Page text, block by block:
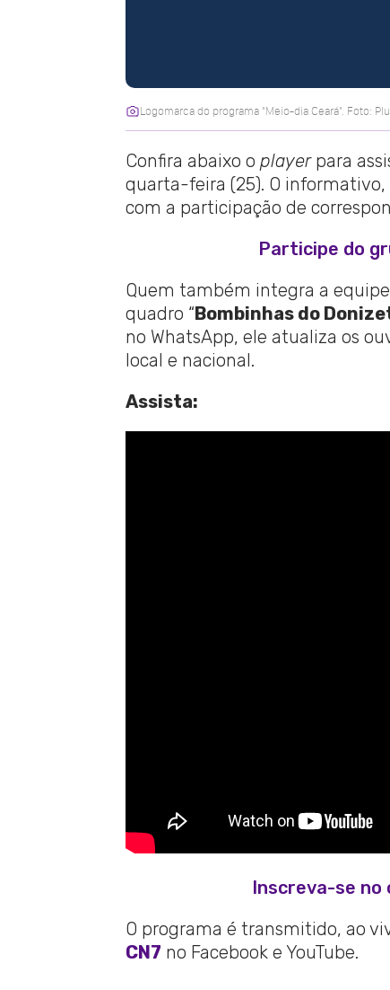
Logomarca do programa "Meio-dia Ceará". Foto:
Confira abaixo o player para
quarta-feira (25). O informativo,
com a participação de
Participe do
Quem também integra a
quadro “Bombinhas do
no WhatsApp, ele atualiza os
local e nacional.
Assista:
Inscreva-se no
O programa é transmitido, ao
CN7 no Facebook e YouTube.